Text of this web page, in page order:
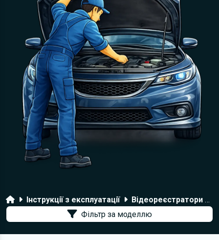
ГоловнаІнструкції з експлуатації
Відеореєстратори DOD
Фільтр за моделлю